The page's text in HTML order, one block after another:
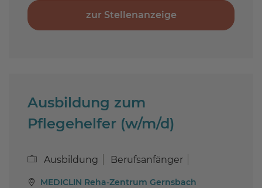
zur Stellenanzeige
Ausbildung zum
Pflegehelfer (w/m/d)
Ausbildung Berufsanfänger
MEDICLIN Reha-Zentrum Gernsbach